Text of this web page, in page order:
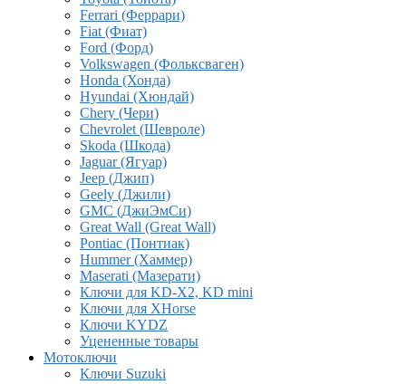
Ferrari (Феррари)
Fiat (Фиат)
Ford (Форд)
Volkswagen (Фольксваген)
Honda (Хонда)
Hyundai (Хюндай)
Chery (Чери)
Chevrolet (Шевроле)
Skoda (Шкода)
Jaguar (Ягуар)
Jeep (Джип)
Geely (Джили)
GMC (ДжиЭмСи)
Great Wall (Great Wall)
Pontiac (Понтиак)
Hummer (Хаммер)
Maserati (Мазерати)
Ключи для KD-X2, KD mini
Ключи для XHorse
Ключи KYDZ
Уцененные товары
Мотоключи
Ключи Suzuki